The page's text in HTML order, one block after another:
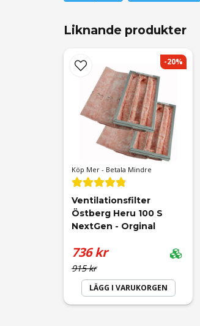
Tilluftsfilter filterklass
Frånluftsfilter filterklass
Ja, ni får publicera min fråga
Liknande produkter
Köp Mer - Betala Mindre
Ventilationsfilter
Östberg Heru 100 S
NextGen - Orginal
915 kr
736 kr
LÄGG I VARUKORGEN
-20%